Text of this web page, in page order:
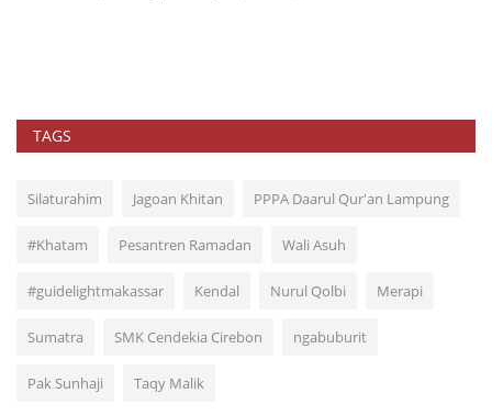
TAGS
Silaturahim Jagoan Khitan PPPA Daarul Qur'an Lampung
#Khatam Pesantren Ramadan Wali Asuh
#guidelightmakassar Kendal Nurul Qolbi Merapi
Sumatra SMK Cendekia Cirebon ngabuburit
Pak Sunhaji Taqy Malik